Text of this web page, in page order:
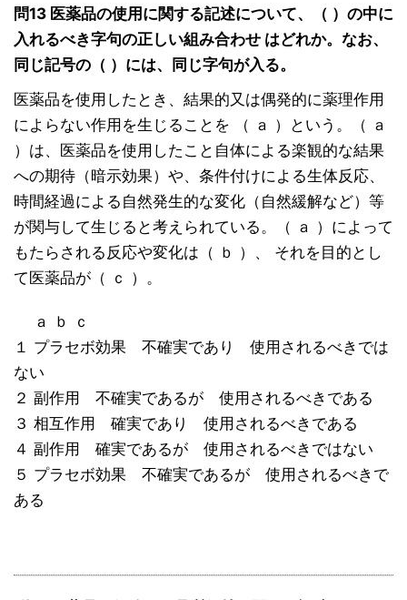
問13 医薬品の使用に関する記述について、（ ）の中に
入れるべき字句の正しい組み合わせ はどれか。なお、
同じ記号の（ ）には、同じ字句が入る。
医薬品を使用したとき、結果的又は偶発的に薬理作用
によらない作用を生じることを （ ａ ）という。（ ａ
）は、医薬品を使用したこと自体による楽観的な結果
への期待（暗示効果）や、条件付けによる生体反応、
時間経過による自然発生的な変化（自然緩解など）等
が関与して生じると考えられている。（ ａ ）によって
もたらされる反応や変化は（ ｂ ）、 それを目的とし
て医薬品が（ ｃ ）。
ａ ｂ ｃ
１ プラセボ効果 不確実であり 使用されるべきでは
ない
２ 副作用 不確実であるが 使用されるべきである
３ 相互作用 確実であり 使用されるべきである
４ 副作用 確実であるが 使用されるべきではない
５ プラセボ効果 不確実であるが 使用されるべきで
ある